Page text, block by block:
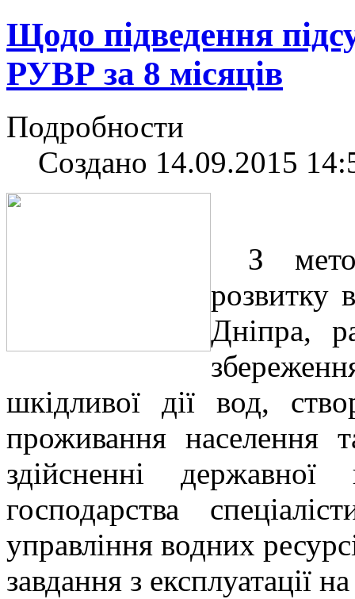
Щодо підведення
РУВР за 8 місяців
Подробности
Создано 14.09.2015
З
розвитку
Дніпра,
шкідливої дії вод,
проживання населення
здійсненні
господарства
управління водних
завдання з експлуатації